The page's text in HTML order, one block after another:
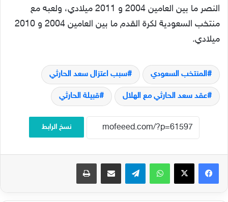
النصر ما بين العامين 2004 و 2011 ميلادي، ولعبه مع
منتخب السعودية لكرة القدم ما بين العامين 2004 و 2010
ميلادي.
المنتخب السعودي سبب اعتزال سعد الحارثي
عقد سعد الحارثي مع الهلال قبيلة الحارثي
نسخ الرابط
فيسبوك‫X واتساب تيلقرام مشاركة عبر البريد طباعة